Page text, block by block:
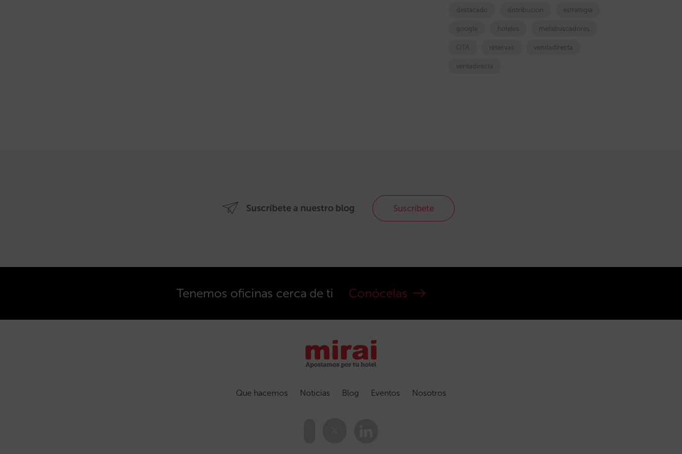
destacado distribucion estrategia
google hoteles metabuscadores
OTA reservas vendadirecta
ventadirecta
Suscríbete a nuestro blog Suscríbete
Tenemos oficinas cerca de ti Conócelas
Que hacemos Noticias Blog Eventos Nosotros